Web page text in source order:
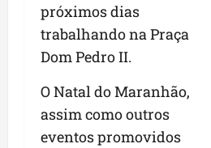
próximos dias
trabalhando na Praça
Dom Pedro II.
O Natal do Maranhão,
assim como outros
eventos promovidos